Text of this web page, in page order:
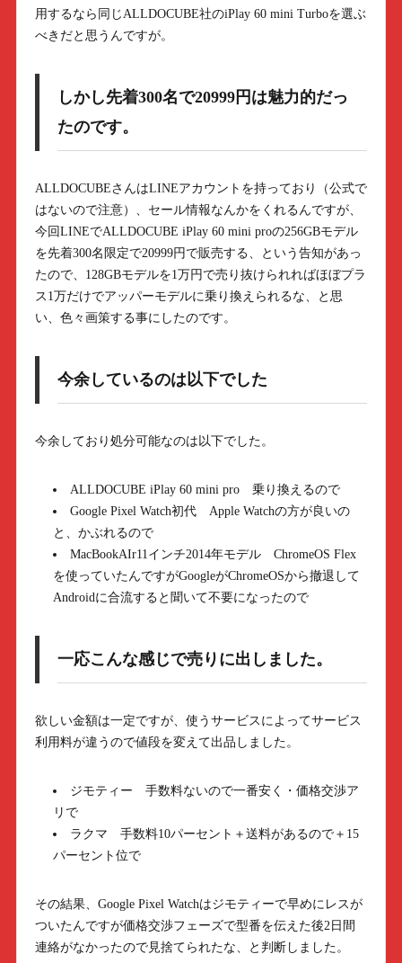
用するなら同じALLDOCUBE社のiPlay 60 mini Turboを選ぶ
べきだと思うんですが。
しかし先着300名で20999円は魅力的だっ
たのです。
ALLDOCUBEさんはLINEアカウントを持っており（公式で
はないので注意）、セール情報なんかをくれるんですが、
今回LINEでALLDOCUBE iPlay 60 mini proの256GBモデル
を先着300名限定で20999円で販売する、という告知があっ
たので、128GBモデルを1万円で売り抜けられればほぼプラ
ス1万だけでアッパーモデルに乗り換えられるな、と思
い、色々画策する事にしたのです。
今余しているのは以下でした
今余しており処分可能なのは以下でした。
ALLDOCUBE iPlay 60 mini pro 乗り換えるので
Google Pixel Watch初代 Apple Watchの方が良いの
と、かぶれるので
MacBookAIr11インチ2014年モデル ChromeOS Flex
を使っていたんですがGoogleがChromeOSから撤退して
Androidに合流すると聞いて不要になったので
一応こんな感じで売りに出しました。
欲しい金額は一定ですが、使うサービスによってサービス
利用料が違うので値段を変えて出品しました。
ジモティー 手数料ないので一番安く・価格交渉ア
リで
ラクマ 手数料10パーセント＋送料があるので＋15
パーセント位で
その結果、Google Pixel Watchはジモティーで早めにレスが
ついたんですが価格交渉フェーズで型番を伝えた後2日間
連絡がなかったので見捨てられたな、と判断しました。